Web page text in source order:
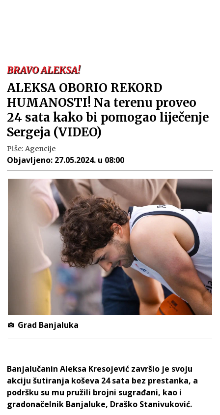
BRAVO ALEKSA!
ALEKSA OBORIO REKORD
HUMANOSTI! Na terenu proveo
24 sata kako bi pomogao liječenje
Sergeja (VIDEO)
Piše: Agencije
Objavljeno: 27.05.2024. u 08:00
Grad Banjaluka
Banjalučanin Aleksa Kresojević završio je svoju
akciju šutiranja koševa 24 sata bez prestanka, a
podršku su mu pružili brojni sugrađani, kao i
gradonačelnik Banjaluke, Draško Stanivuković.